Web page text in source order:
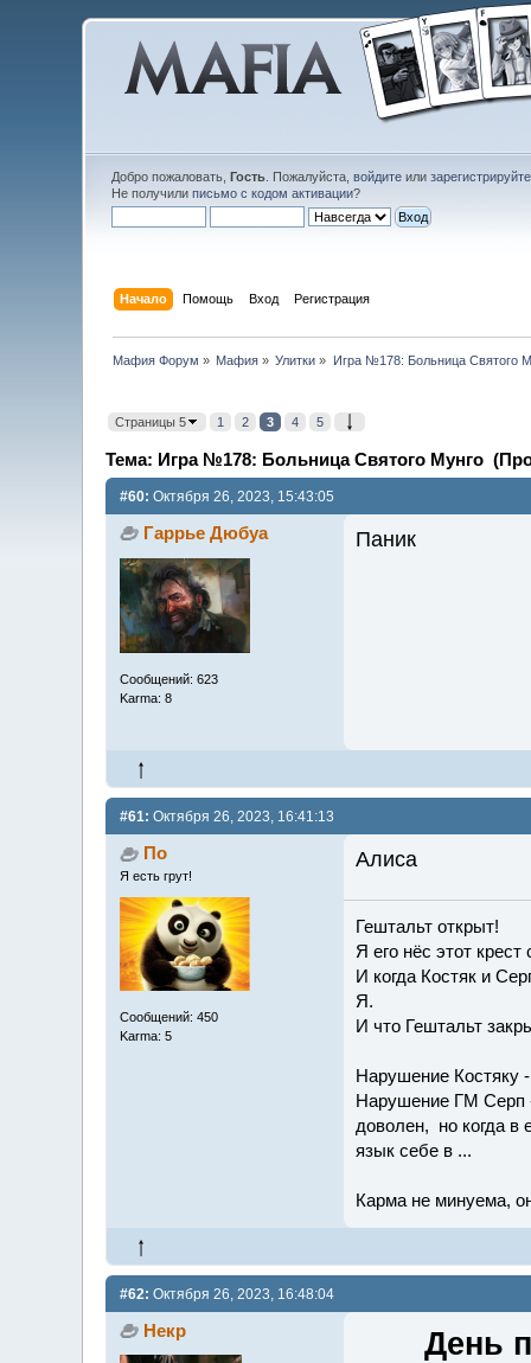
Добро пожаловать, Гость. Пожалуйста, войдитеили
Не получили письмо с кодом активации?
Начало Помощь Вход Регистрация
Мафия Форум » Мафия » Улитки » Игра №178: Больница Святого
Страницы 5 1 2 3 4 5
Тема: Игра №178: Больница Святого Мунго
#60: Октября 26, 2023, 15:43:05
Гаррье Дюбуа
Сообщений: 623
Karma: 8
Паник
#61: Октября 26, 2023, 16:41:13
По
Я есть грут!
Сообщений: 450
Karma: 5
Алиса
Гештальт открыт!
Я его нёс этот
И когда Костяк и
Я.
И что Гештальт
Нарушение Костяку
Нарушение ГМ Серп -
доволен, но когда в
язык себе в ...
Карма не минуема,
#62: Октября 26, 2023, 16:48:04
Некр День